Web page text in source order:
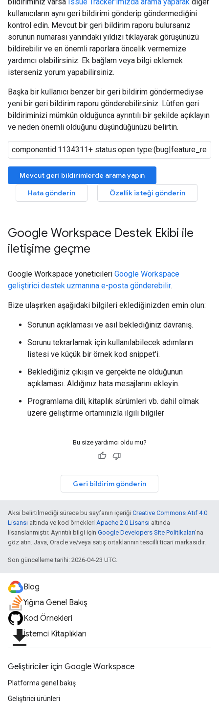
kullanıcıların aynı geri bildirimi gönderip göndermediğini
kontrol edin. Mevcut bir geri bildirim raporu bulursanız
sorunun numarası yanındaki yıldızı tıklayarak görüşünüzü
bildirebilir ve en önemli raporlara öncelik vermemize
yardımcı olabilirsiniz. Ek bağlam veya bilgi eklemek
isterseniz yorum yapabilirsiniz.
Başka bir kullanıcı benzer bir geri bildirim göndermediyse
yeni bir geri bildirim raporu gönderebilirsiniz. Lütfen geri
bildiriminizi mümkün olduğunca ayrıntılı bir şekilde açıklayın
ve neden önemli olduğunu düşündüğünüzü belirtin.
Mevcut geri bildirimlerde arama yapın
Hata gönderin
Özellik isteği gönderin
Google Workspace Destek Ekibi ile
iletişime geçme
Google Workspace yöneticileri Google Workspace
geliştirici destek uzmanına e-posta gönderebilir.
Bize ulaşırken aşağıdaki bilgileri eklediğinizden emin olun:
Sorunun açıklaması ve asıl beklediğiniz davranış.
Sorunu tekrarlamak için kullanılabilecek adımların
listesi ve küçük bir örnek kod snippet'i.
Beklediğiniz çıkışın ve gerçekte ne olduğunun
açıklaması. Aldığınız hata mesajlarını ekleyin.
Programlama dili, kitaplık sürümleri vb. dahil olmak
üzere geliştirme ortamınızla ilgili bilgiler
Bu size yardımcı oldu mu?
Geri bildirim gönderin
Aksi belirtilmediği sürece bu sayfanın içeriği Creative Commons Atıf 4.0
Lisansı altında ve kod örnekleri Apache 2.0 Lisansı altında
lisanslanmıştır. Ayrıntılı bilgi için Google Developers Site Politikaları'na
göz atın. Java, Oracle ve/veya satış ortaklarının tescilli ticari markasıdır.
Son güncelleme tarihi: 2026-04-23 UTC.
Blog
Yığına Genel Bakış
Kod Örnekleri
file_downloadİstemci Kitaplıkları
Geliştiriciler için Google Workspace
Platforma genel bakış
Geliştirici ürünleri